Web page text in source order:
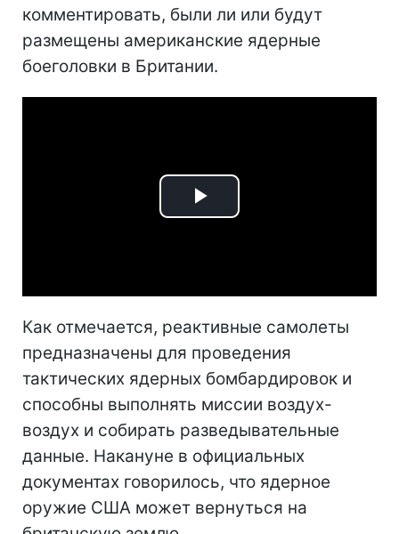
комментировать, были ли или будут
размещены американские ядерные
боеголовки в Британии.
Play
Как отмечается, реактивные самолеты
предназначены для проведения
тактических ядерных бомбардировок и
способны выполнять миссии воздух-
воздух и собирать разведывательные
данные. Накануне в официальных
документах говорилось, что ядерное
оружие США может вернуться на